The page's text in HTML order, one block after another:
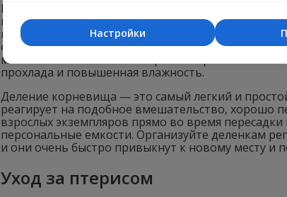
К положительным чертам птериса можно смело
и все папоротниковые, птерисы выращиваются
корня). Самосев — еще один способ размножения
осыпающиеся споры при условии достаточной
можно самостоятельно собрать споры и
прохлада и повышенная влажность.
Деление корневища — это самый легкий и
реагирует на подобное вмешательство, хорошо
взрослых экземпляров прямо во время
персональные емкости. Организуйте деленкам
и они очень быстро привыкнут к новому месту и
Уход за птерисом
Настройки